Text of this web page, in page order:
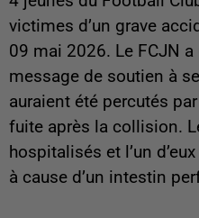
victimes d’un grave
09 mai 2026. Le FCJN
message de soutien à
auraient été percutés
fuite après la collision.
hospitalisés et l’un
à cause d’un intestin